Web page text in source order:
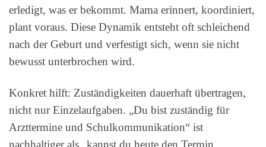
erledigt, was er bekommt. Mama erinnert, koordiniert,
plant voraus. Diese Dynamik entsteht oft schleichend
nach der Geburt und verfestigt sich, wenn sie nicht
bewusst unterbrochen wird.
Konkret hilft: Zuständigkeiten dauerhaft übertragen,
nicht nur Einzelaufgaben. „Du bist zuständig für
Arzttermine und Schulkommunikation“ ist